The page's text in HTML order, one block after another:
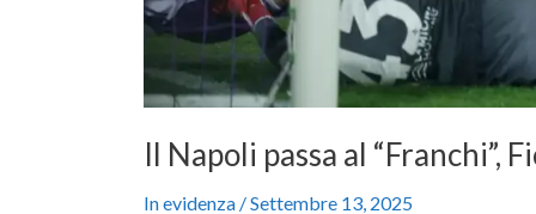
Il Napoli passa al “Franchi”,
In evidenza /Settembre 13, 2025